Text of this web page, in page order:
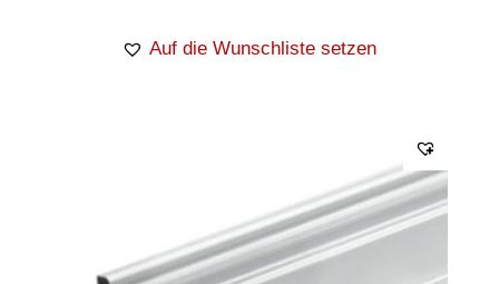
Auf die Wunschliste setzen